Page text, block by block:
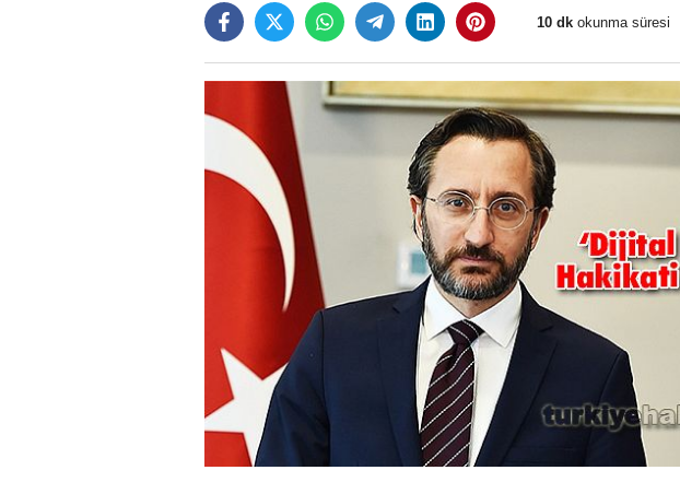
10 dk okunma süresi